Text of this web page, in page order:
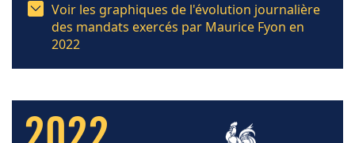
Voir les graphiques de l'évolution journalière
des mandats exercés par Maurice Fyon en
2022